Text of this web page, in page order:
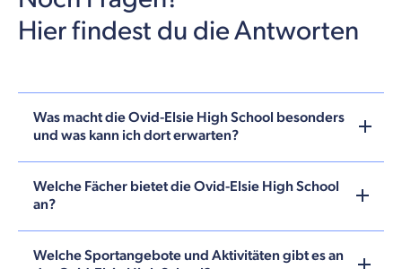
Hier findest du die Antworten
Was macht die Ovid-Elsie High School besonders
und was kann ich dort erwarten?
Welche Fächer bietet die Ovid-Elsie High School
an?
Welche Sportangebote und Aktivitäten gibt es an